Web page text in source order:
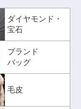
ダイヤモンド・
宝石
ブランド
バッグ
毛皮